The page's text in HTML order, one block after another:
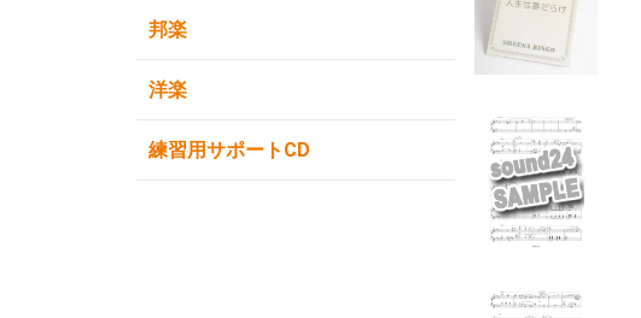
邦楽
洋楽
練習用サポートCD